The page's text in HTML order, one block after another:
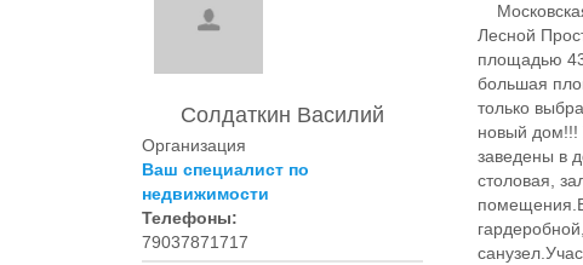
Солдаткин Василий
Организация
Ваш специалист по
недвижимости
Телефоны:
79037871717
Лесной
площадью
большая
только
новый дом!!!
заведены в
столовая,